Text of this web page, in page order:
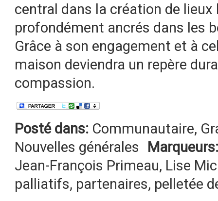
central dans la création de
profondément ancrés dans les
Grâce à son engagement et à
maison deviendra un repère
compassion.
Posté dans: Communautaire,
Nouvelles générales
Marqueurs:
Jean-François Primeau, Lise
palliatifs, partenaires, pelletée